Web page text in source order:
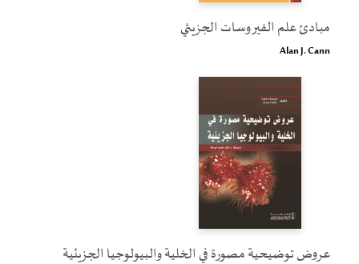
مبادئ علم الفيروسات الجزيئي
Alan J. Cann
عروض توضيحية مصورة في الخلية والبيولوجيا الجزيئية